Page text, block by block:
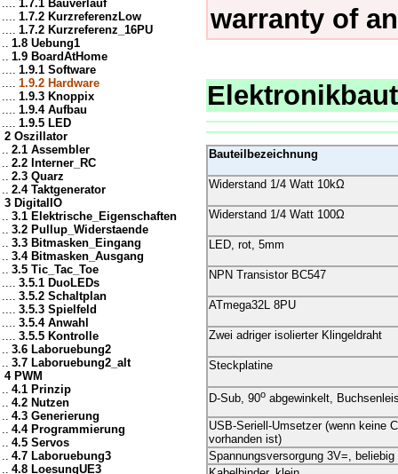
.... 1.7.1 Bauverlauf
.... 1.7.2 KurzreferenzLow
.... 1.7.2 Kurzreferenz_16PU
.. 1.8 Uebung1
.. 1.9 BoardAtHome
.... 1.9.1 Software
.... 1.9.2 Hardware
.... 1.9.3 Knoppix
.... 1.9.4 Aufbau
.... 1.9.5 LED
2 Oszillator
.. 2.1 Assembler
.. 2.2 Interner_RC
.. 2.3 Quarz
.. 2.4 Taktgenerator
3 DigitalIO
.. 3.1 Elektrische_Eigenschaften
.. 3.2 Pullup_Widerstaende
.. 3.3 Bitmasken_Eingang
.. 3.4 Bitmasken_Ausgang
.. 3.5 Tic_Tac_Toe
.... 3.5.1 DuoLEDs
.... 3.5.2 Schaltplan
.... 3.5.3 Spielfeld
.... 3.5.4 Anwahl
.... 3.5.5 Kontrolle
.. 3.6 Laboruebung2
.. 3.7 Laboruebung2_alt
4 PWM
.. 4.1 Prinzip
.. 4.2 Nutzen
.. 4.3 Generierung
.. 4.4 Programmierung
.. 4.5 Servos
.. 4.7 Laboruebung3
.. 4.8 LoesungUE3
warranty of
Bauteilbezeichnung
Widerstand 1/4 Watt 10kΩ
Widerstand 1/4 Watt 100Ω
LED, rot, 5mm
NPN Transistor BC547
ATmega32L 8PU
Zwei adriger isolierter Klingeldraht
Steckplatine
D-Sub, 90o abgewinkelt,
USB-Seriell-Umsetzer (wenn keine
vorhanden ist)
Spannungsversorgung 3V=, beliebig